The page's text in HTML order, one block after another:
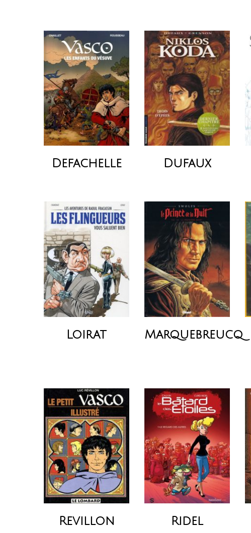
Defachelle Dufaux
Loirat Marquebreucq
Revillon Ridel